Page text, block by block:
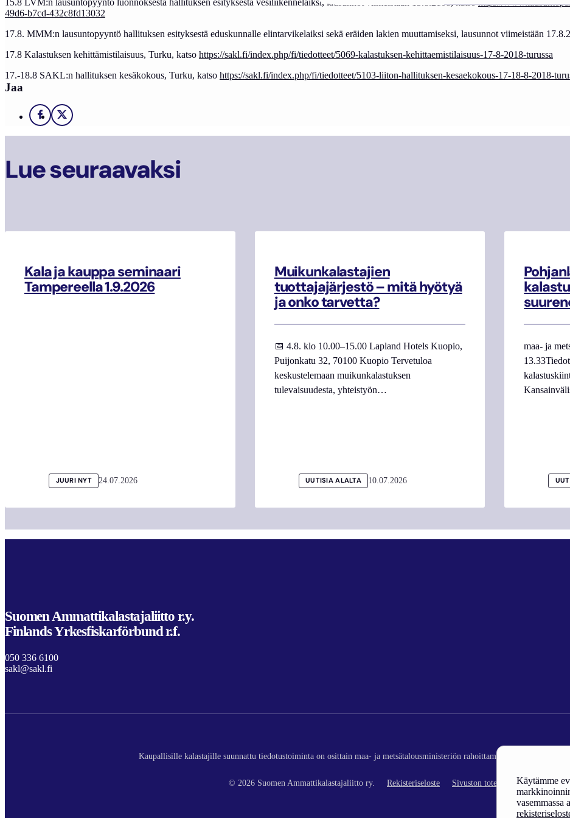
Käytämme
vasemmassa
49d6-b7cd-432c8fd13032
17.8. MMM:n lausuntopyyntö hallituksen esityksestä eduskunnalle elintarvikelaiksi sekä eräiden lakien muuttamiseksi, lausunnot viimeistään
17.8 Kalastuksen kehittämistilaisuus, Turku, katso https://sakl.fi/index.php/fi/tiedotteet/5069-kalastuksen-kehittaemistilaisuus-17-8-2018-turussa
17.-18.8 SAKL:n hallituksen kesäkokous, Turku, katso https://sakl.fi/index.php/fi/tiedotteet/5103-liiton-hallituksen-kesaekokous-17-18-8-2018-
Jaa
Facebook
X
Lue seuraavaksi
Kala ja kauppa seminaari
Tampereella 1.9.2026
JUURI NYT 24.07.2026
Muikunkalastajien
tuottajajärjestö – mitä hyötyä
ja onko tarvetta?
📅 4.8. klo 10.00–15.00 Lapland Hotels Kuopio,
Puijonkatu 32, 70100 Kuopio Tervetuloa
keskustelemaan muikunkalastuksen
tulevaisuudesta, yhteistyön…
UUTISIA ALALTA 10.07.2026
maa- ja
Suomen Ammattikalastajaliitto r.y.
Finlands Yrkesfiskarförbund r.f.
050 336 6100
sakl@sakl.fi
Kaupallisille kalastajille suunnattu tiedotustoiminta on osittain maa- ja metsätalousministeriön rahoittamaa (kalatalouden
© 2026 Suomen Ammattikalastajaliitto ry. Rekisteriseloste Sivuston toteutus